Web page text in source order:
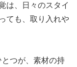
は、日々のスタイ
ても、取り入れや
つが、素材の持